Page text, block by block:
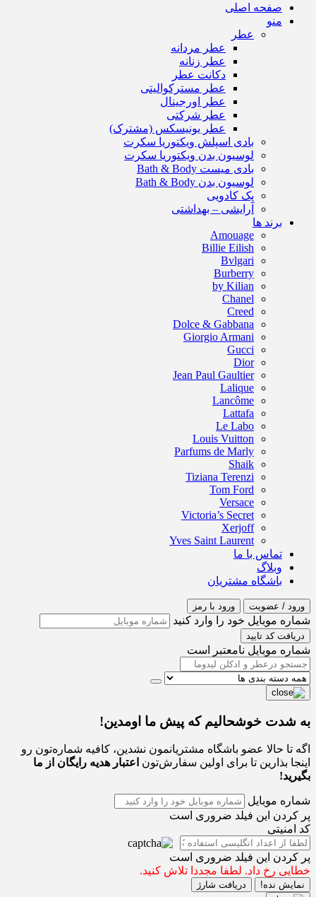
صفحه اصلی
منو
عطر
عطر مردانه
عطر زنانه
دکانت عطر
عطر مسترکوالیتی
عطر اورجینال
عطر شرکتی
عطر یونیسکس (مشترک)
بادی اسپلش ویکتوریا سکرت
لوسیون بدن ویکتوریا سکرت
بادی میست Bath & Body
لوسیون بدن Bath & Body
پک کادویی
آرایشی – بهداشتی
برند ها
Amouage
Billie Eilish
Bvlgari
Burberry
by Kilian
Chanel
Creed
Dolce & Gabbana
Giorgio Armani
Gucci
Dior
Jean Paul Gaultier
Lalique
Lancôme
Lattafa
Le Labo
Louis Vuitton
Parfums de Marly
Shaik
Tiziana Terenzi
Tom Ford
Versace
Victoria’s Secret
Xerjoff
Yves Saint Laurent
تماس با ما
وبلاگ
باشگاه مشتریان
ورود / عضویت ورود با رمز
شماره موبایل خود را وارد کنید
دریافت کد تایید
شماره موبایل نامعتبر است
به شدت خوشحالیم که پیش ما اومدین!
اگه تا حالا عضو باشگاه مشتریانمون نشدین، کافیه شماره‌تون رو
اینجا بذارین تا برای اولین سفارش‌تون اعتبار هدیه رایگان از ما
بگیرید!
شماره موبایل
پر کردن این فیلد ضروری است
کد امنیتی
پر کردن این فیلد ضروری است
خطایی رخ داد. لطفا مجددا تلاش کنید.
نمایش نده! دریافت شارژ